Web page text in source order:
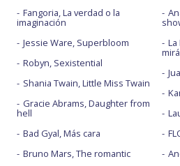
Fangoria, La verdad o la
imaginación
Jessie Ware, Superbloom
Robyn, Sexistential
Shania Twain, Little Miss Twain
Gracie Abrams, Daughter from
hell
Bad Gyal, Más cara
Bruno Mars, The romantic
La